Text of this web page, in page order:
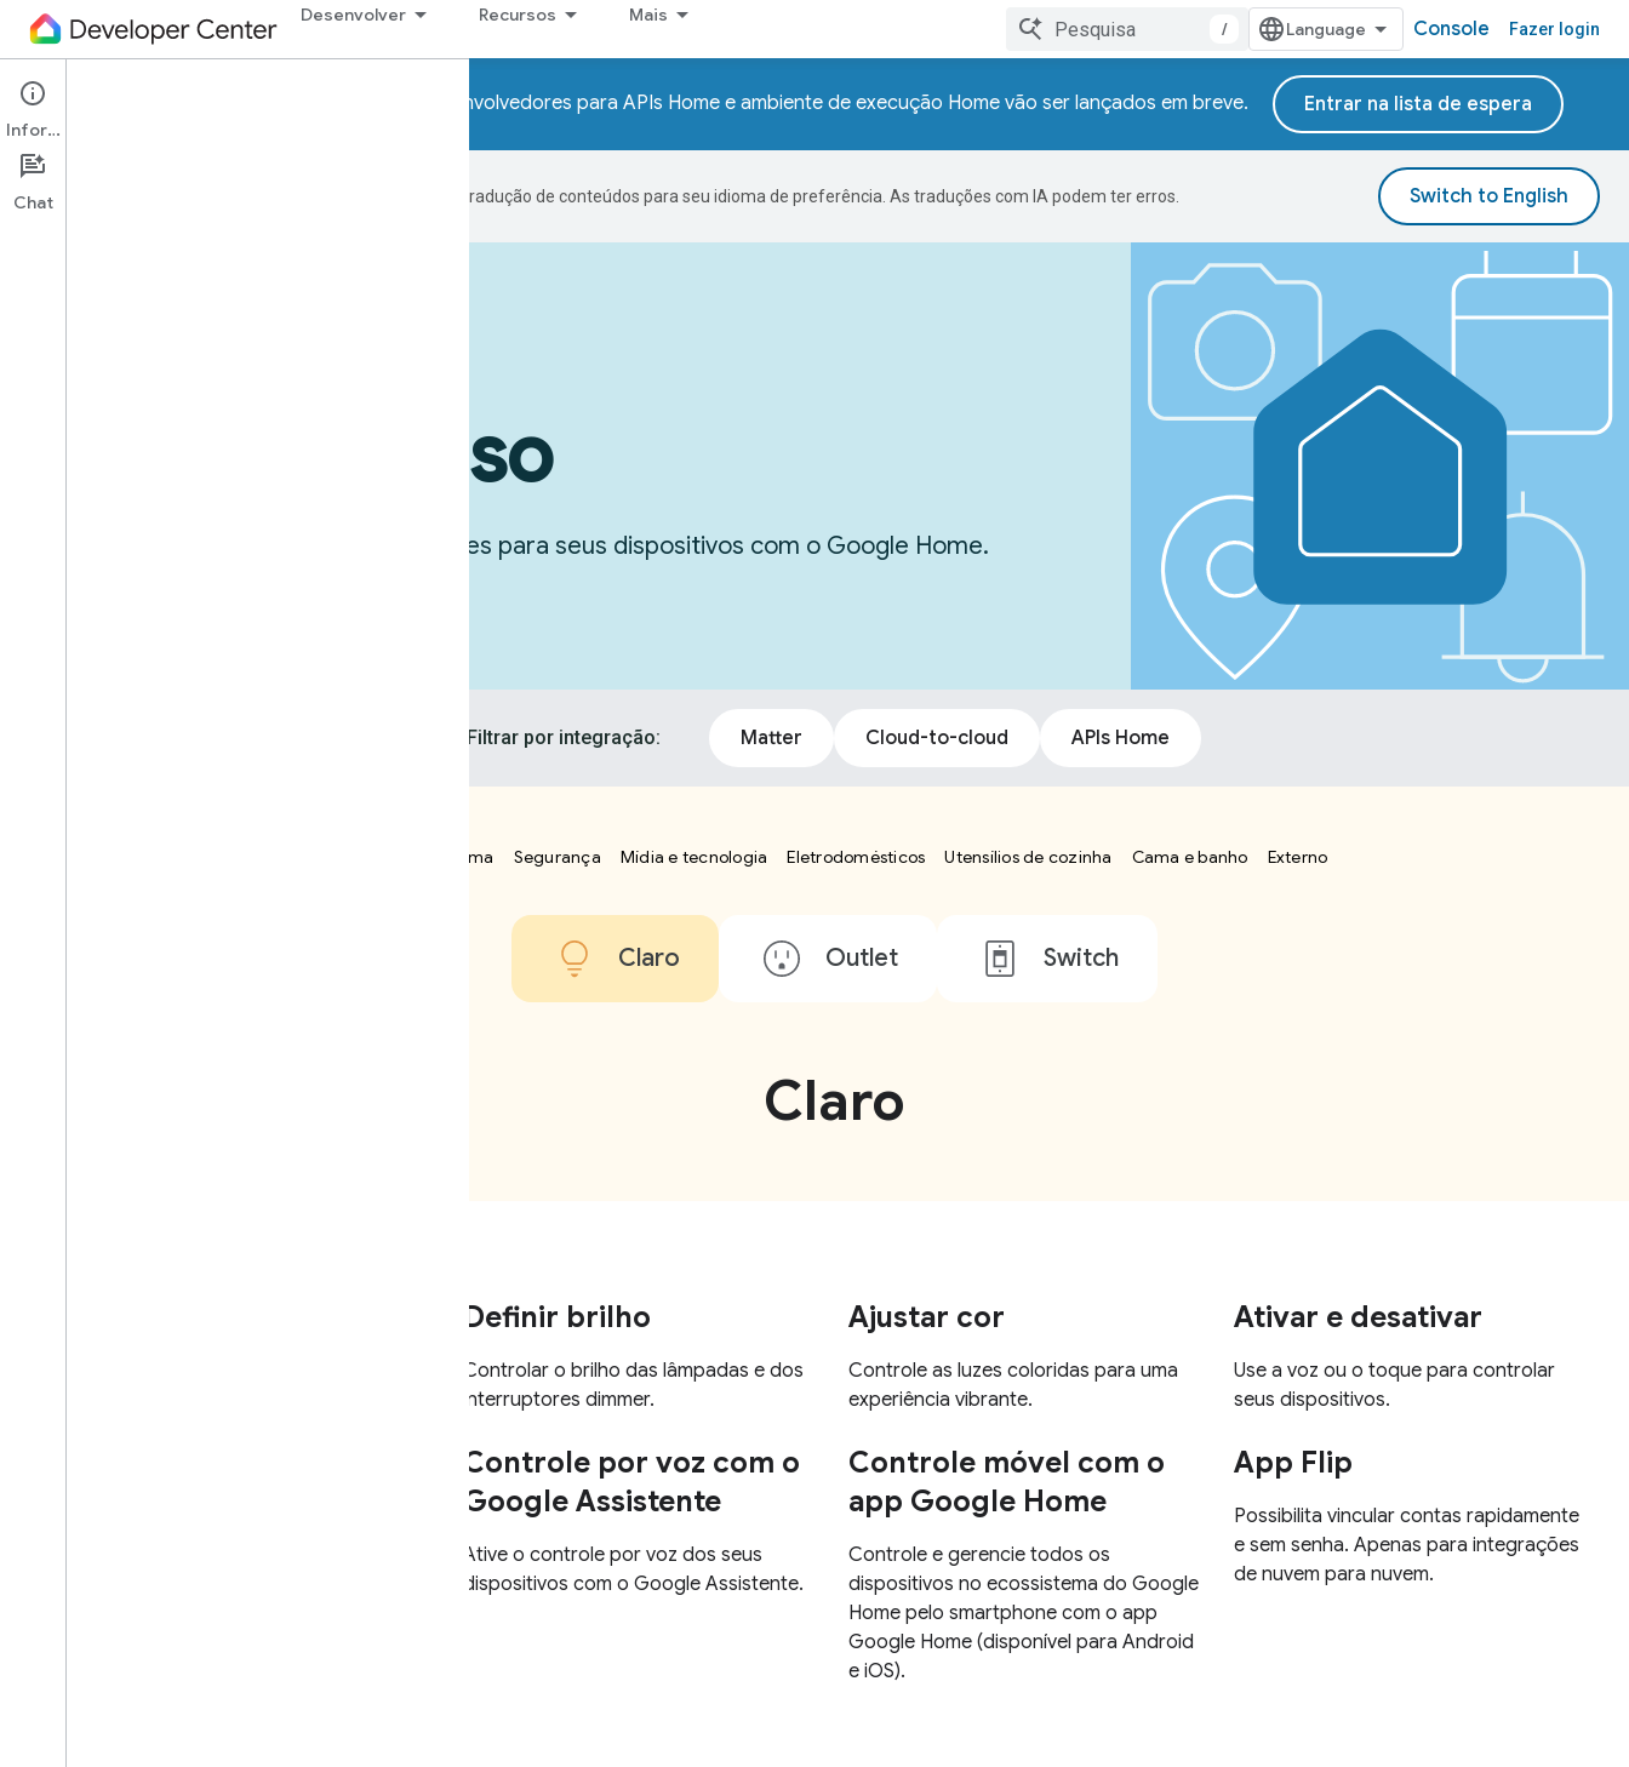
Desenvolver Recursos Mais
/ Console Fazer login
Atenção! Os programas da prévia para desenvolvedores para APIs Home e ambiente de execução Home vão ser lançados em breve. Entrar na lista de espera
O Google usa tecnologia de IA na tradução de conteúdos para seu idioma de preferência. As traduções com IA podem ter erros.
Casos de uso
Inspire-se explorando as integrações para seus dispositivos com o Google Home.
Informações
Chat